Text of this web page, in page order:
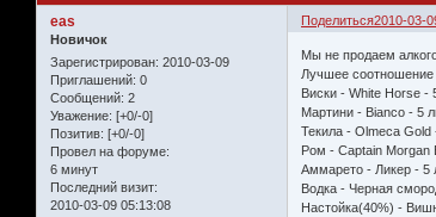
Поделиться2010-03-
eas
Новичок
Зарегистрирован: 2010-03-09
Приглашений: 0
Сообщений: 2
Уважение: [+0/-0]
Позитив: [+0/-0]
Провел на форуме:
6 минут
Последний визит:
2010-03-09 05:13:08
Мы не продаем
Лучшее соотношение
Виски - White Horse -
Мартини - Bianco - 5
Текила - Olmeca Gold
Ром - Captain Morgan
Аммарето - Ликер - 5
Водка - Черная
Настойка(40%) -